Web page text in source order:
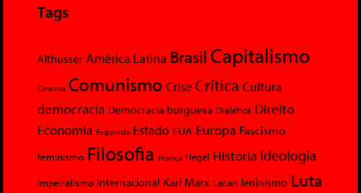
Tags
Althusser América Latina Brasil Capitalismo
Cinema Comunismo Crise Crítica Cultura
democracia Democracia burguesa Dialética Direito
Economia Esquerda Estado EUA Europa Fascismo
feminismo Filosofia França Hegel História Ideologia
Imperialismo Internacional Karl Marx Lacan leninismo Luta